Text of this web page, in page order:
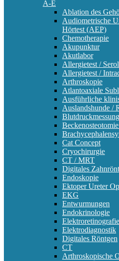
A-E
Ablation des
Audiometrische
Hörtest (AEP)
Chemotherapie
Akupunktur
Akutlabor
Allergietest /
Allergietest /
Arthroskopie
Atlantoaxiale
Ausführliche
Auslandshunde /
Blutdruckmessung
Cat Concept
Cryochirurgie
CT / MRT
Digitales
Endoskopie
Ektoper Ureter
EKG
Entwurmungen
Endokrinologie
Elektrodiagnostik
Digitales Röntgen
CT
Arthroskopische